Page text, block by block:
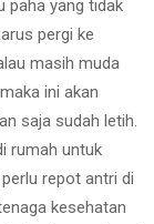
paha yang tidak
pergi ke
masih muda
ini akan
saja sudah letih.
rumah untuk
repot antri di
kesehatan